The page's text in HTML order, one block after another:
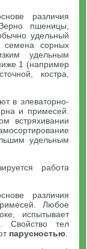
различия
пшеницы,
удельный
сорных
удельным
1 (например
костра,
в элеваторно-
и примесей.
встряхивании
удельным
работа
различия
Любое
испытывает
Свойство тел
парусностью.